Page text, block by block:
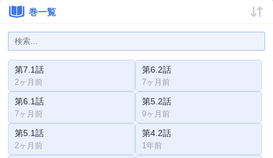
巻一覧
第7.1話
2ヶ月前
第6.2話
7ヶ月前
第6.1話
7ヶ月前
第5.2話
9ヶ月前
第5.1話
2ヶ月前
第4.2話
1年前